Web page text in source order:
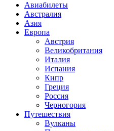
Авиабилеты
Австралия
Азия
Европа
Австрия
Великобритания
Италия
Испания
Кипр
Греция
Россия
Черногория
Путешествия
Вулканы